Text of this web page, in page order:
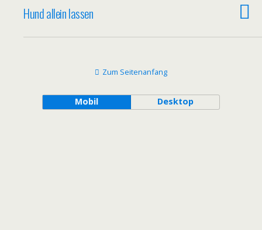
Hund allein lassen
Zum Seitenanfang
Mobil Desktop